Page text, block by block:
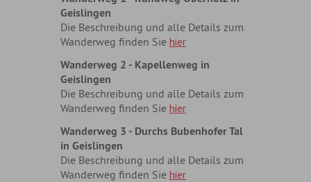
Geislingen
Die Beschreibung und alle Details zum
Wanderweg finden Sie hier
Wanderweg 2 - Kapellenweg in
Geislingen
Die Beschreibung und alle Details zum
Wanderweg finden Sie hier
Wanderweg 3 - Durchs Bubenhofer Tal
in Geislingen
Die Beschreibung und alle Details zum
Wanderweg finden Sie hier